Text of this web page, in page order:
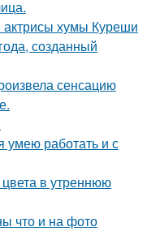
хумы Куреши
созданный
сенсацию
умею работать и с
в утреннюю
что и на фото